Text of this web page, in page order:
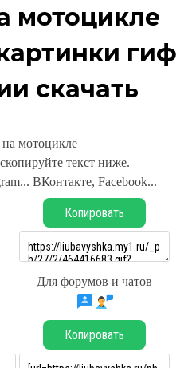
мотоцикле
гиф
скачать
мотоцикле
текст ниже.
ВКонтакте, Facebook...
Копировать
Для форумов и чатов
Копировать